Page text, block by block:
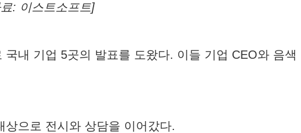
: 이스트소프트]
내 기업 5곳의 발표를 도왔다. 이들 기업 CEO와 음색
으로 전시와 상담을 이어갔다.